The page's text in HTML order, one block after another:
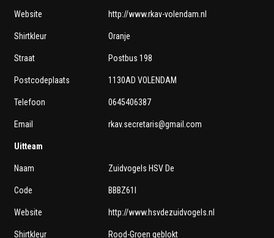
Website http://www.rkav-volendam.nl
Shirtkleur Oranje
Straat Postbus 198
Postcodeplaats 1130AD VOLENDAM
Telefoon 0645406387
Email rkav.secretaris@gmail.com
Uitteam
Naam Zuidvogels HSV De
Code BBBZ61I
Website http://www.hsvdezuidvogels.nl
Shirtkleur Rood-Groen geblokt